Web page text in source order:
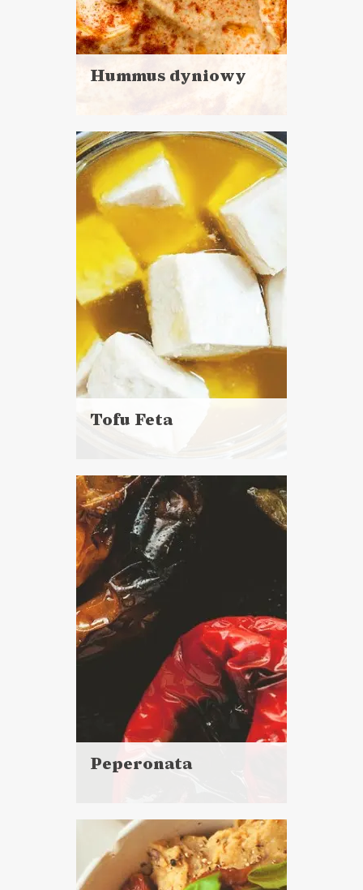
Hummus dyniowy
więcej
Czas przygotowania: powyżej
godziny
DO CHLEBA
POWRÓT DO SZKOŁY ?
SYLWESTER ?
Tofu Feta
więcej
Czas przygotowania:
do 30 minut
DO CHLEBA
SOSY I DODATKI
MAJÓWKA ?
VEGANUARY ?
Peperonata
więcej
Czas przygotowania: 40 minut
+ 1 h 15 minut pieczenia i
oczekiwania